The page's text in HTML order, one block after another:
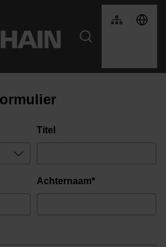
Titel
Achternaam*